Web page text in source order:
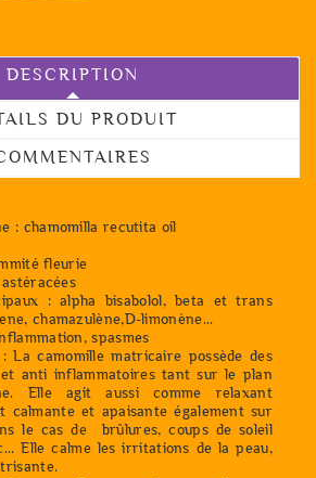
DESCRIPTION
DU PRODUIT
: chamomilla recutita oil
fleurie
: alpha bisabolol, beta et trans
chamazulène,D-limonène...
spasmes
: La camomille matricaire possède des
anti inflammatoires tant sur le plan
Elle agit aussi comme relaxant
calmante et apaisante également sur
le cas de brûlures, coups de soleil
Elle calme les irritations de la peau,